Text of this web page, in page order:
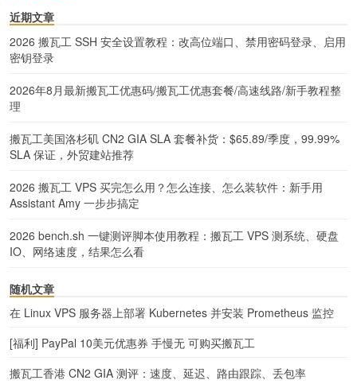
近期文章
2026 搬瓦工 SSH 安全设置教程：改高位端口、禁用密码登录、启用
密钥登录
2026年8月最新搬瓦工优惠码/搬瓦工优惠套餐/高速线路/新手教程整
理
搬瓦工美国洛杉矶 CN2 GIA SLA 套餐补货：$65.89/季度，99.99%
SLA 保证，外贸建站推荐
2026 搬瓦工 VPS 买完怎么用？怎么连接、怎么装软件：新手用
Assistant Amy 一步步搞定
2026 bench.sh 一键测评脚本使用教程：搬瓦工 VPS 测系统、硬盘
IO、网络速度，结果怎么看
随机文章
在 Linux VPS 服务器上部署 Kubernetes 并安装 Prometheus 监控
[福利] PayPal 10美元优惠券 手慢无 可购买搬瓦工
搬瓦工香港 CN2 GIA 测评：速度、延迟、路由跟踪、丢包率